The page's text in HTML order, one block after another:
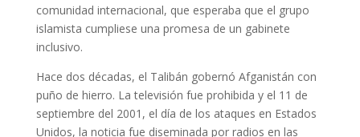
comunidad internacional, que esperaba que el grupo
islamista cumpliese una promesa de un gabinete
inclusivo.
Hace dos décadas, el Talibán gobernó Afganistán con
puño de hierro. La televisión fue prohibida y el 11 de
septiembre del 2001, el día de los ataques en Estados
Unidos, la noticia fue diseminada por radios en las